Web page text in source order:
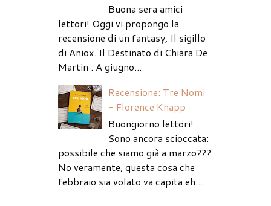
Buona sera amici
lettori! Oggi vi propongo la
recensione di un fantasy, Il sigillo
di Aniox. Il Destinato di Chiara De
Martin . A giugno...
Recensione: Tre Nomi
- Florence Knapp
Buongiorno lettori!
Sono ancora scioccata:
possibile che siamo già a marzo???
No veramente, questa cosa che
febbraio sia volato va capita eh...